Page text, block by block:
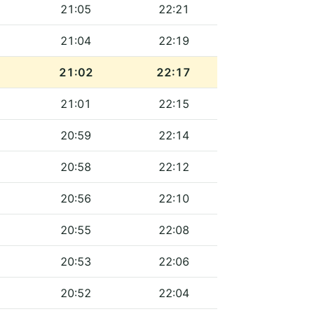
21:05 22:21
21:04 22:19
21:02 22:17
21:01 22:15
20:59 22:14
20:58 22:12
20:56 22:10
20:55 22:08
20:53 22:06
20:52 22:04